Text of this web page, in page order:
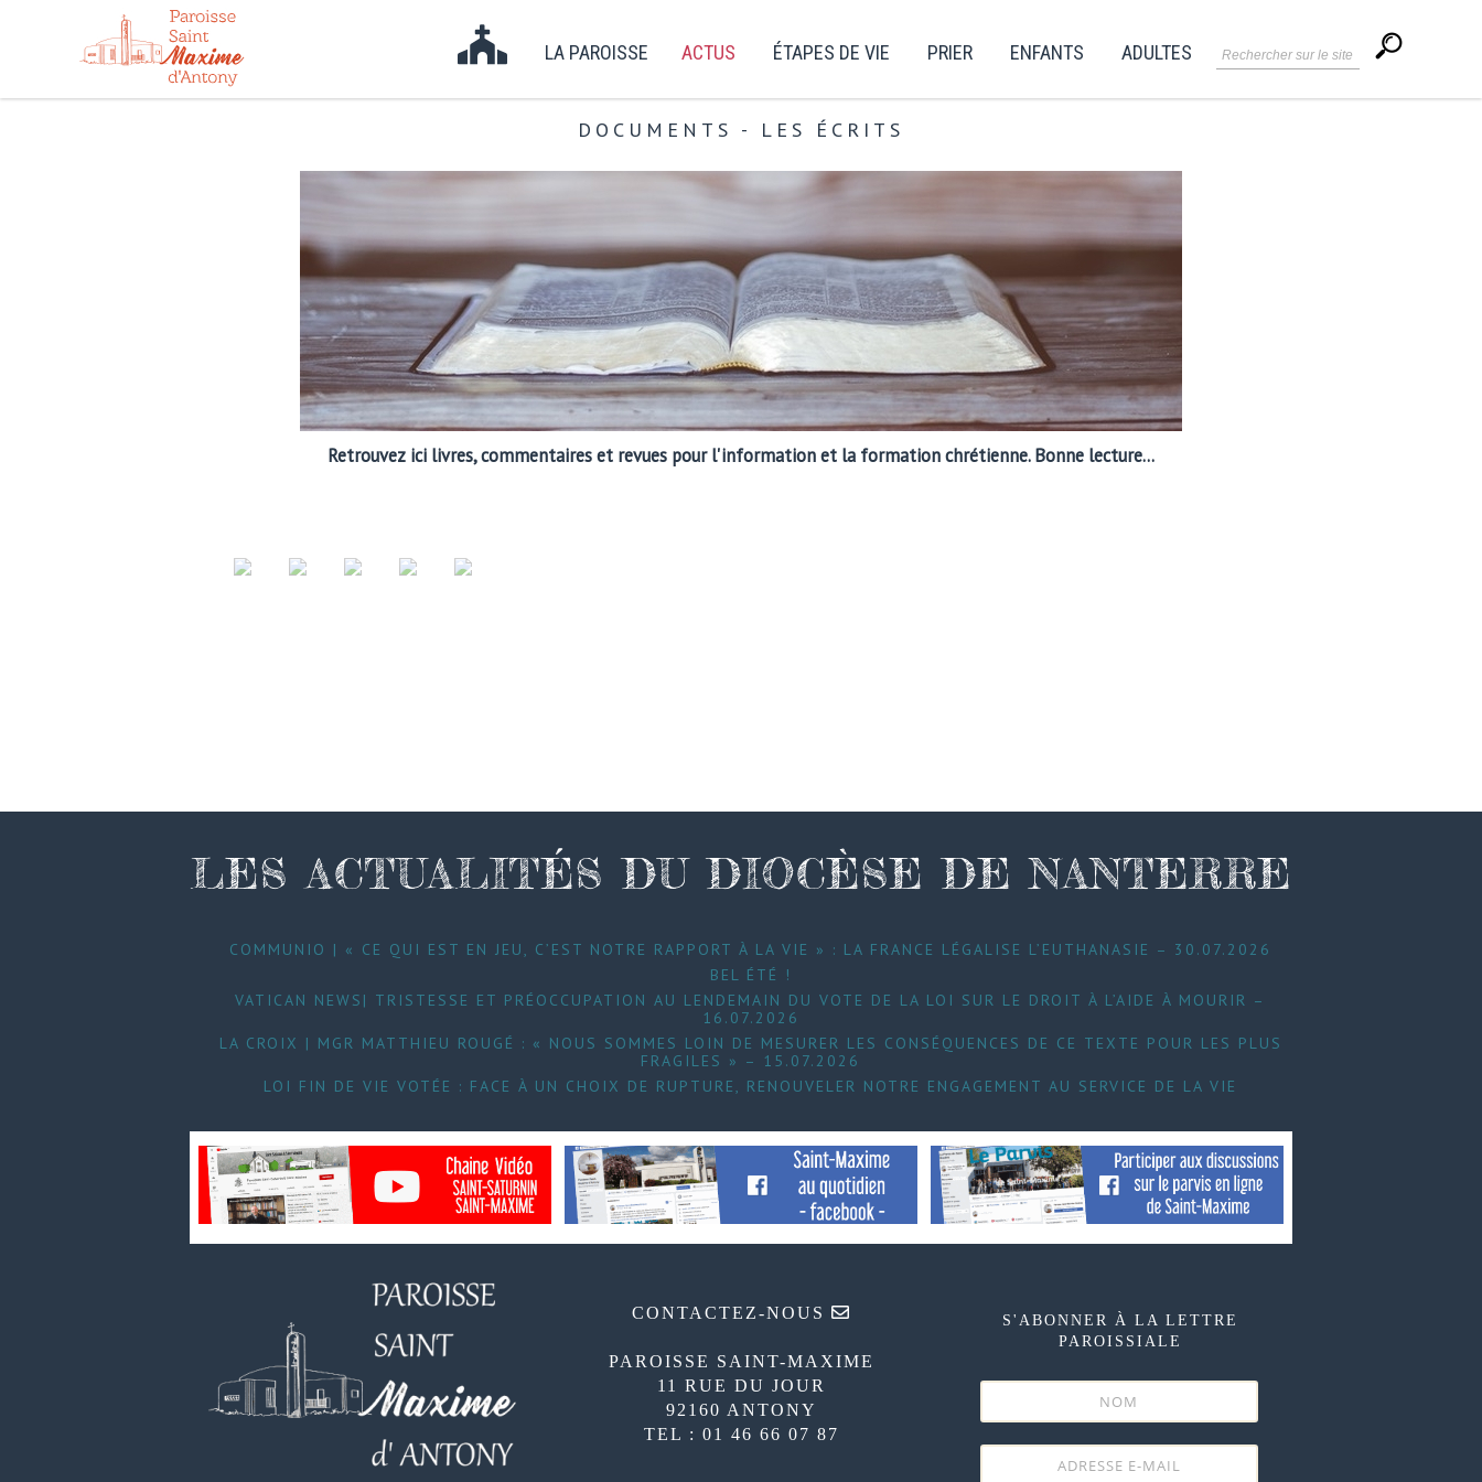
LA PAROISSE ACTUS ÉTAPES DE VIE PRIER ENFANTS ADULTES
DOCUMENTS - LES ÉCRITS
Retrouvez ici livres, commentaires et revues pour l'information et la formation chrétienne. Bonne lecture...
LES ACTUALITÉS DU DIOCÈSE DE NANTERRE
COMMUNIO | « CE QUI EST EN JEU, C’EST NOTRE RAPPORT À LA VIE » : LA FRANCE LÉGALISE L’EUTHANASIE – 30.07.2026
BEL ÉTÉ !
VATICAN NEWS| TRISTESSE ET PRÉOCCUPATION AU LENDEMAIN DU VOTE DE LA LOI SUR LE DROIT À L’AIDE À MOURIR –
16.07.2026
LA CROIX | MGR MATTHIEU ROUGÉ : « NOUS SOMMES LOIN DE MESURER LES CONSÉQUENCES DE CE TEXTE POUR LES PLUS
FRAGILES » – 15.07.2026
LOI FIN DE VIE VOTÉE : FACE À UN CHOIX DE RUPTURE, RENOUVELER NOTRE ENGAGEMENT AU SERVICE DE LA VIE
CONTACTEZ-NOUS
PAROISSE SAINT-MAXIME
11 RUE DU JOUR
92160 ANTONY
TEL : 01 46 66 07 87
S'ABONNER À LA LETTRE
PAROISSIALE